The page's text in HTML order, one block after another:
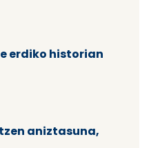
erdiko historian
aniztasuna,